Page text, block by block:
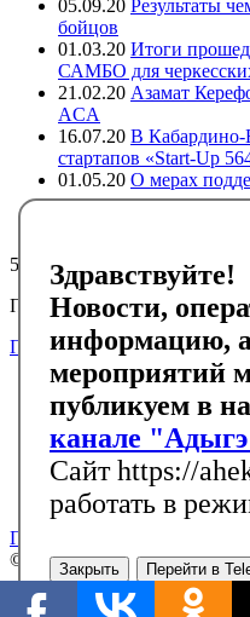
05.09.20 Результаты
бойцов
01.03.20 Итоги
САМБО для
21.02.20 Азамат
ACA
16.07.20 В Кабардино-
стартапов «Start-Up
01.05.20 О мерах
предпринимательства
5510
Подписывайтесь на
Подписаться
Главная
Новости
События
Библиотека
Галерея
Контакты
Политика
© Адыгэ ХэкуRSS
Здравствуйте!
Новости,
информацию,
мероприятий
публикуем в
канале
Сайт https://
работать в
Закрыть Перейти в